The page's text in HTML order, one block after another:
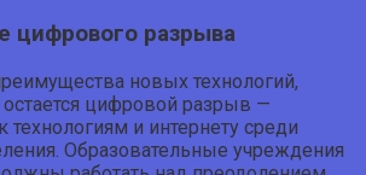
цифрового разрыва
новых технологий,
цифровой разрыв —
технологиям и интернету среди
Образовательные учреждения